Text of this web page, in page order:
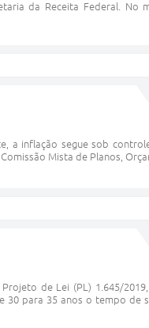
da Receita Federal. No
a inflação segue sob
Mista de Planos,
de Lei (PL) 1.645/
30 para 35 anos o tempo de